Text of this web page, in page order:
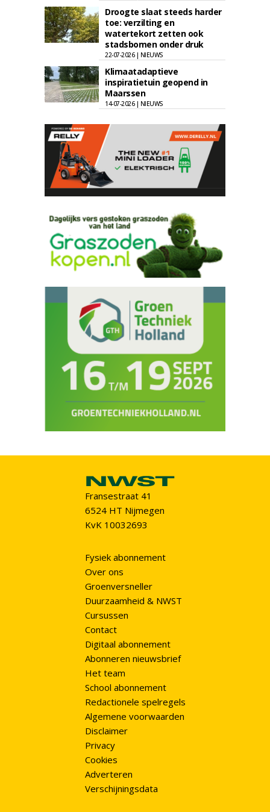
Droogte slaat steeds harder
toe: verzilting en
watertekort zetten ook
stadsbomen onder druk
22-07-2026 | NIEUWS
Klimaatadaptieve
inspiratietuin geopend in
Maarssen
14-07-2026 | NIEUWS
Fransestraat 41
6524 HT Nijmegen
KvK 10032693
Fysiek abonnement
Over ons
Groenversneller
Duurzaamheid & NWST
Cursussen
Contact
Digitaal abonnement
Abonneren nieuwsbrief
Het team
School abonnement
Redactionele spelregels
Algemene voorwaarden
Disclaimer
Privacy
Cookies
Adverteren
Verschijningsdata